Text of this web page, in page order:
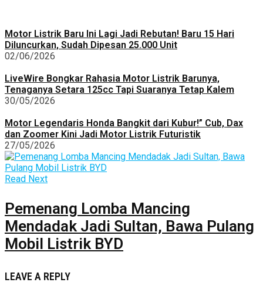
Motor Listrik Baru Ini Lagi Jadi Rebutan! Baru 15 Hari
Diluncurkan, Sudah Dipesan 25.000 Unit
02/06/2026
LiveWire Bongkar Rahasia Motor Listrik Barunya,
Tenaganya Setara 125cc Tapi Suaranya Tetap Kalem
30/05/2026
Motor Legendaris Honda Bangkit dari Kubur!” Cub, Dax
dan Zoomer Kini Jadi Motor Listrik Futuristik
27/05/2026
Read Next
Pemenang Lomba Mancing
Mendadak Jadi Sultan, Bawa Pulang
Mobil Listrik BYD
LEAVE A REPLY